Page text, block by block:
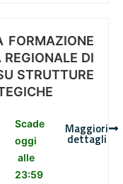
FORMAZIONE
REGIONALE DI
STRUTTURE
Scade
oggi
alle
23:59
Maggiori
dettagli